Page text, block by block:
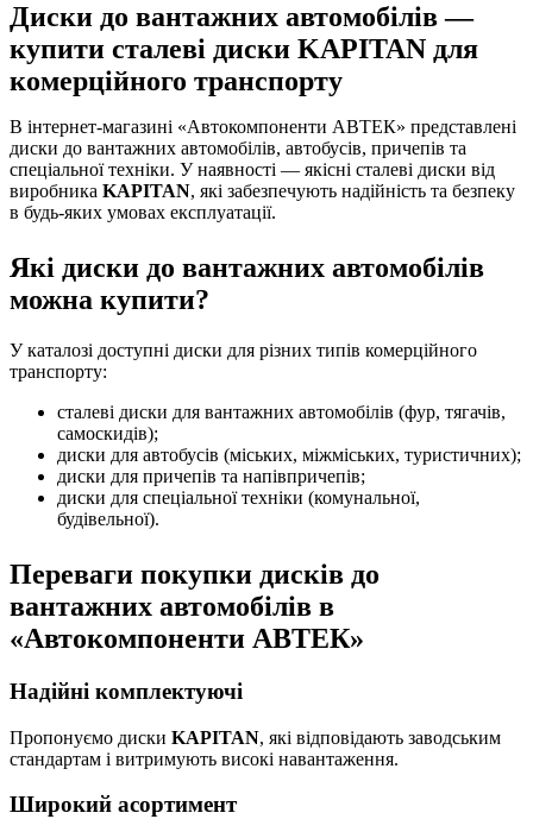
Диски до вантажних автомобілів —
купити сталеві диски KAPITAN для
комерційного транспорту
В інтернет-магазині «Автокомпоненти АВТЕК» представлені
диски до вантажних автомобілів, автобусів, причепів та
спеціальної техніки. У наявності — якісні сталеві диски від
виробника KAPITAN, які забезпечують надійність та безпеку
в будь-яких умовах експлуатації.
Які диски до вантажних автомобілів
можна купити?
У каталозі доступні диски для різних типів комерційного
транспорту:
сталеві диски для вантажних автомобілів (фур, тягачів,
самоскидів);
диски для автобусів (міських, міжміських, туристичних);
диски для причепів та напівпричепів;
диски для спеціальної техніки (комунальної,
будівельної).
Переваги покупки дисків до
вантажних автомобілів в
«Автокомпоненти АВТЕК»
Надійні комплектуючі
Пропонуємо диски KAPITAN, які відповідають заводським
стандартам і витримують високі навантаження.
Широкий асортимент